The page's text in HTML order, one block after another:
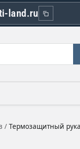
land.ru
/ Термозащитный